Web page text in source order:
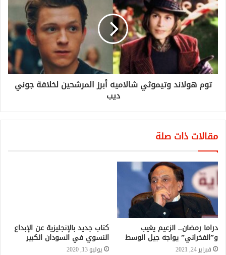
توم هولاند وتيموثي شالاميه أبرز المرشحين لخلافة جوني
ديب
مقالات ذات صلة
دراما رمضان.. الزعيم يغيب
و”الفخراني” يواجه جيل الوسط
فبراير 24, 2021